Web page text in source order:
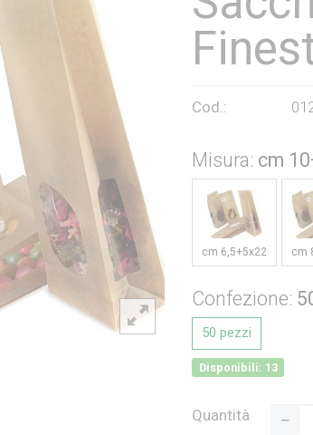
Cod.:
Misura: cm
cm 6,5+5x22 cm
Confezione:
50 pezzi
Disponibili: 13
Quantità